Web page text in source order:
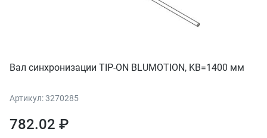
Вал синхронизации TIP-ON BLUMOTION, KB=1400 мм
Артикул: 3270285
782.02 ₽